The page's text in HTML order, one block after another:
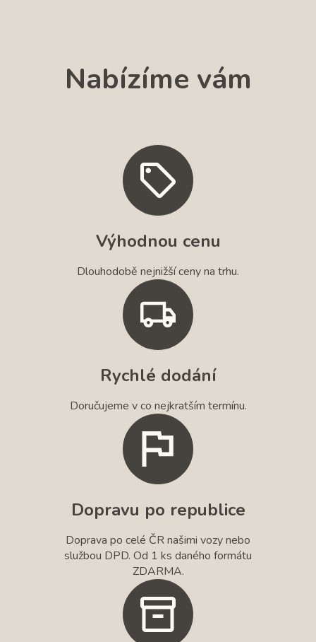
Nabízíme vám
Výhodnou cenu
Dlouhodobě nejnižší ceny na trhu.
Rychlé dodání
Doručujeme v co nejkratším termínu.
Dopravu po republice
Doprava po celé ČR našimi vozy nebo
službou DPD. Od 1 ks daného formátu
ZDARMA.